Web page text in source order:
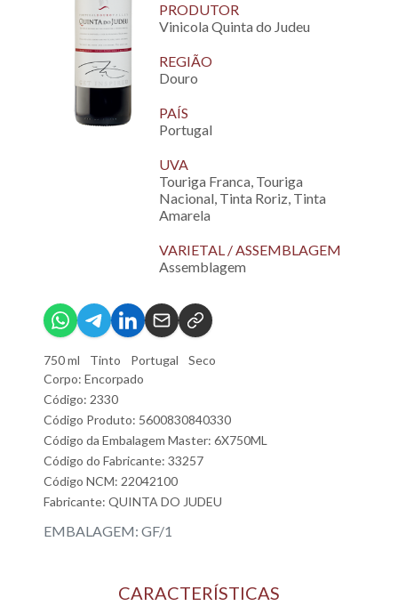
PRODUTOR
Vinicola Quinta do Judeu
REGIÃO
Douro
PAÍS
Portugal
UVA
Touriga Franca, Touriga
Nacional, Tinta Roriz, Tinta
Amarela
VARIETAL / ASSEMBLAGEM
Assemblagem
750 ml Tinto Portugal
Seco
Corpo: Encorpado
Código: 2330
Código Produto: 5600830840330
Código da Embalagem Master: 6X750ML
Código do Fabricante: 33257
Código NCM: 22042100
Fabricante: QUINTA DO JUDEU
EMBALAGEM: GF/1
CARACTERÍSTICAS